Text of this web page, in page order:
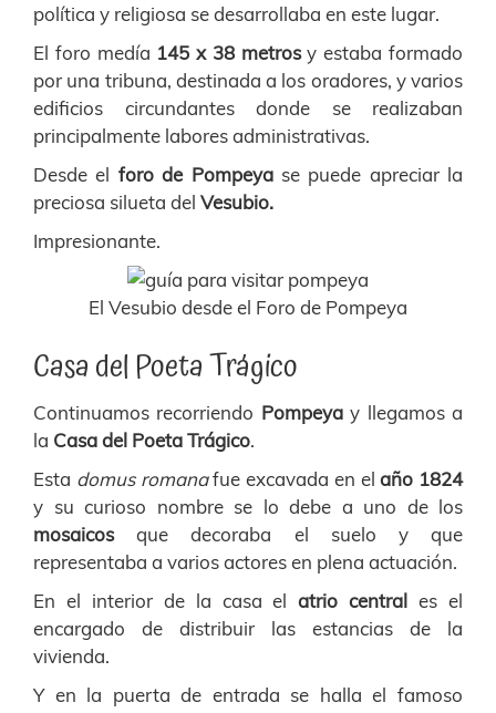
política y religiosa se desarrollaba en este lugar.
El foro medía 145 x 38 metrosy estaba formado
por una tribuna, destinada a los oradores, y varios
edificios circundantes donde se realizaban
principalmente labores administrativas.
Desde el foro de Pompeyase puede apreciar la
preciosa silueta del Vesubio.
Impresionante.
El Vesubio desde el Foro de Pompeya
Casa del Poeta Trágico
Continuamos recorriendo Pompeyay llegamos a
la Casa del Poeta Trágico.
Esta domus romanafue excavada en elaño 1824
y su curioso nombre se lo debe a uno de los
mosaicosque decoraba el suelo y que
representaba a varios actores en plena actuación.
En el interior de la casa elatrio centrales el
encargado de distribuir las estancias de la
vivienda.
Y en la puerta de entrada se halla el famoso